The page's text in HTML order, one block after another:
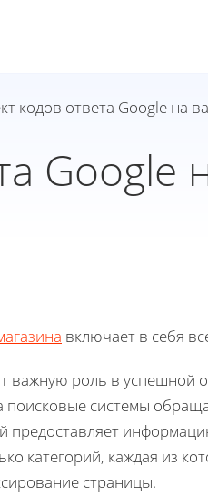
кодов ответа Google на
Google
включает в себя
важную роль в успешной
поисковые системы
предоставляет
категорий, каждая из
страницы.